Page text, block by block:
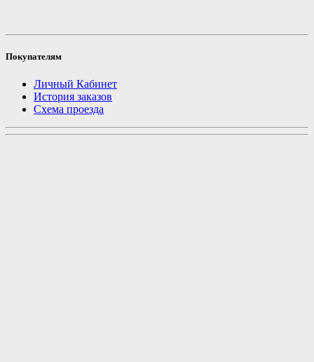
Покупателям
Личный Кабинет
История заказов
Схема проезда